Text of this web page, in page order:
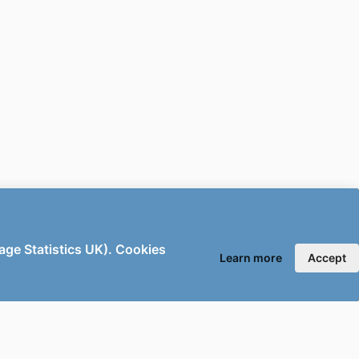
Statistics UK). Cookies
Learn more Accept